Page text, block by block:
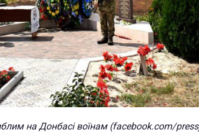
на Донбасі воїнам (facebook.com/